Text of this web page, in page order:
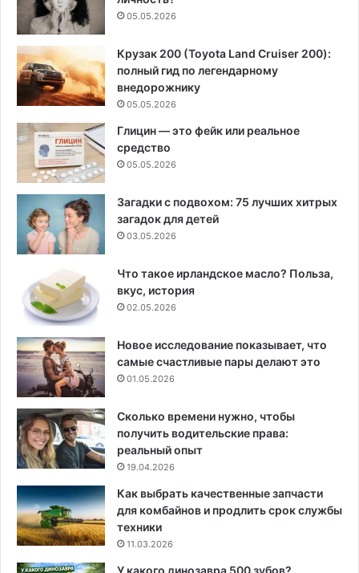
05.05.2026
Крузак 200 (Toyota Land Cruiser 200):
полный гид по легендарному
внедорожнику
05.05.2026
Глицин — это фейк или реальное
средство
05.05.2026
Загадки с подвохом: 75 лучших хитрых
загадок для детей
03.05.2026
Что такое ирландское масло? Польза,
вкус, история
02.05.2026
Новое исследование показывает, что
самые счастливые пары делают это
01.05.2026
Сколько времени нужно, чтобы
получить водительские права:
реальный опыт
19.04.2026
Как выбрать качественные запчасти
для комбайнов и продлить срок службы
техники
11.03.2026